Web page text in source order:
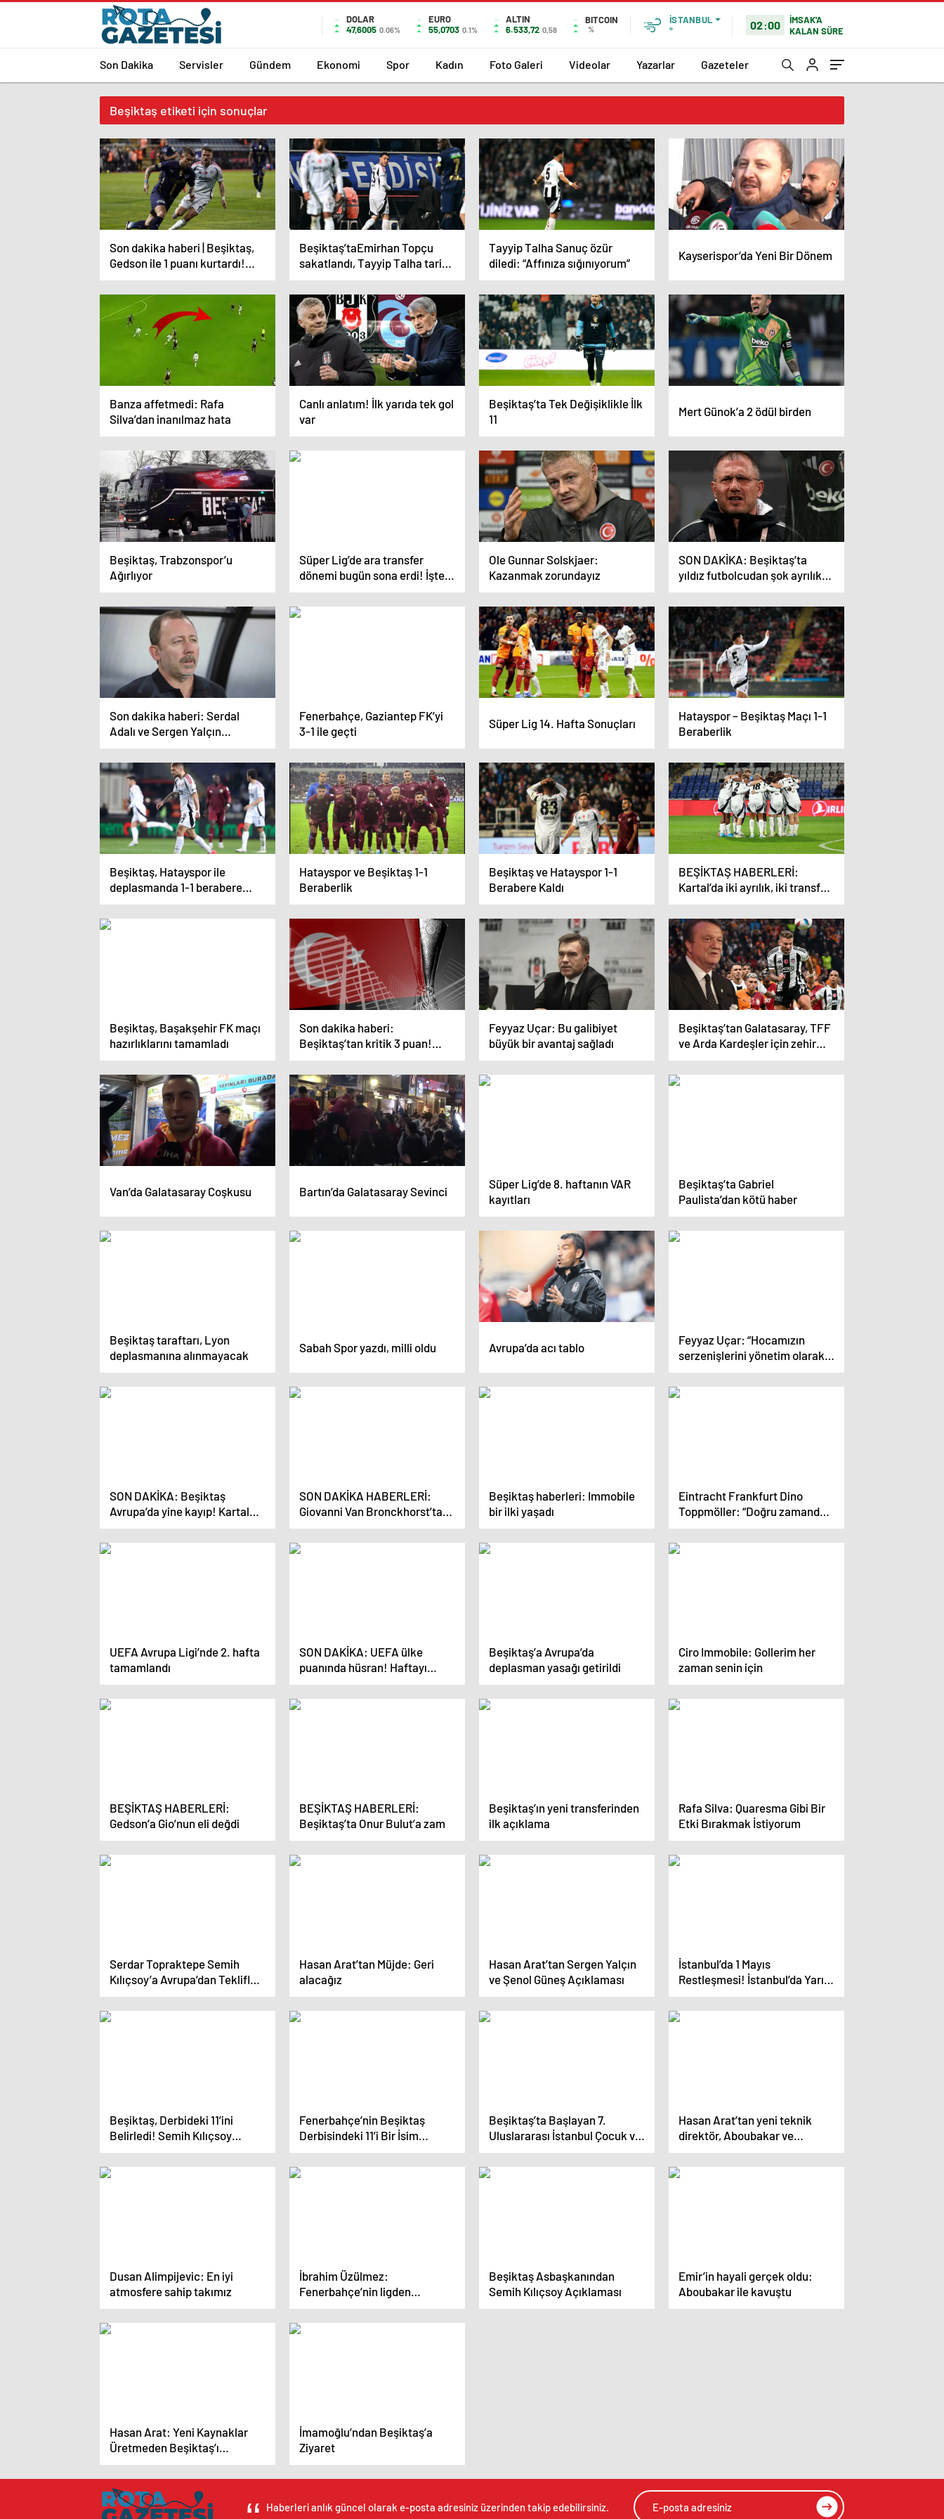
DOLAR
47,6005 0.06%
EURO
55,0703 0.1%
ALTIN
6.533,72 0,58
BITCOIN
%
İSTANBUL
°
02:00
İMSAK'A
KALAN SÜRE
Son Dakika Servisler Gündem Ekonomi Spor Kadın Foto Galeri Videolar Yazarlar Gazeteler
Beşiktaş etiketi için sonuçlar
Son dakika haberi | Beşiktaş,
Gedson ile 1 puanı kurtardı!
Tayyip Talha 4 günde ikinci
kez kızardı…
Beşiktaş’taEmirhan Topçu
sakatlandı, Tayyip Talha tarihe
geçti!
Tayyip Talha Sanuç özür
diledi: “Affınıza sığınıyorum”
Kayserispor’da Yeni Bir Dönem
Banza affetmedi: Rafa
Silva’dan inanılmaz hata
Canlı anlatım! İlk yarıda tek gol
var
Beşiktaş’ta Tek Değişiklikle İlk
11
Mert Günok’a 2 ödül birden
Beşiktaş, Trabzonspor’u
Ağırlıyor
Süper Lig’de ara transfer
dönemi bugün sona erdi! İşte
takımların yaptıkları
transferler…
Ole Gunnar Solskjaer:
Kazanmak zorundayız
SON DAKİKA: Beşiktaş’ta
yıldız futbolcudan şok ayrılık
kararı! Daha yeni transfer
olmuştu…
Son dakika haberi: Serdal
Adalı ve Sergen Yalçın
görüşmesinde şok karar!
Beşiktaş’ı neden geri çevirdi?
İşte ilk açıklama…
Fenerbahçe, Gaziantep FK’yi
3-1 ile geçti
Süper Lig 14. Hafta Sonuçları
Hatayspor – Beşiktaş Maçı 1-1
Beraberlik
Beşiktaş, Hatayspor ile
deplasmanda 1-1 berabere
kaldı
Hatayspor ve Beşiktaş 1-1
Beraberlik
Beşiktaş ve Hatayspor 1-1
Berabere Kaldı
BEŞİKTAŞ HABERLERİ:
Kartal’da iki ayrılık, iki transfer
kararı
Beşiktaş, Başakşehir FK maçı
hazırlıklarını tamamladı
Son dakika haberi:
Beşiktaş’tan kritik 3 puan!
UEFA ülke puanı sıralaması
belli oldu…
Feyyaz Uçar: Bu galibiyet
büyük bir avantaj sağladı
Beşiktaş’tan Galatasaray, TFF
ve Arda Kardeşler için zehir
zemberek tepki
Van’da Galatasaray Coşkusu Bartın’da Galatasaray Sevinci
Süper Lig’de 8. haftanın VAR
kayıtları
Beşiktaş’ta Gabriel
Paulista’dan kötü haber
Beşiktaş taraftarı, Lyon
deplasmanına alınmayacak
Sabah Spor yazdı, milli oldu Avrupa’da acı tablo
Feyyaz Uçar: “Hocamızın
serzenişlerini yönetim olarak
haklı bulduk”
SON DAKİKA: Beşiktaş
Avrupa’da yine kayıp! Kartal
Frankfurt’a 3 golle yenildi
SON DAKİKA HABERLERİ:
Giovanni Van Bronckhorst’tan
Beşiktaş taraftarına olay
tepki: “Tekrar stadyuma
gelmesinler”
Beşiktaş haberleri: Immobile
bir ilki yaşadı
Eintracht Frankfurt Dino
Toppmöller: “Doğru zamanda
golleri bulduk”
UEFA Avrupa Ligi’nde 2. hafta
tamamlandı
SON DAKİKA: UEFA ülke
puanında hüsran! Haftayı
galibiyetsiz kapattık:
Galatasaray, Fenerbahçe ve
Beşiktaş’ın maçları sonrası
Beşiktaş’a Avrupa’da
deplasman yasağı getirildi
Ciro Immobile: Gollerim her
zaman senin için
BEŞİKTAŞ HABERLERİ:
Gedson’a Gio’nun eli değdi
BEŞİKTAŞ HABERLERİ:
Beşiktaş’ta Onur Bulut’a zam
Beşiktaş’ın yeni transferinden
ilk açıklama
Rafa Silva: Quaresma Gibi Bir
Etki Bırakmak İstiyorum
Serdar Topraktepe Semih
Kılıçsoy’a Avrupa’dan Teklifler
Olduğunu Açıkladı
Hasan Arat’tan Müjde: Geri
alacağız
Hasan Arat’tan Sergen Yalçın
ve Şenol Güneş Açıklaması
İstanbul’da 1 Mayıs
Restleşmesi! İstanbul’da Yarın
05:30’dan itibaren
uygulanacak yasak listesi
Beşiktaş, Derbideki 11’ini
Belirledi! Semih Kılıçsoy
Kadroda Var Mı?
Fenerbahçe’nin Beşiktaş
Derbisindeki 11’i Bir İsim
Dışında Netleşti
Beşiktaş’ta Başlayan 7.
Uluslararası İstanbul Çocuk ve
Gençlik Sanat Bienali
Hasan Arat’tan yeni teknik
direktör, Aboubakar ve
Ghezzal açıklaması
Dusan Alimpijevic: En iyi
atmosfere sahip takımız
İbrahim Üzülmez:
Fenerbahçe’nin ligden
çekilmesi…
Beşiktaş Asbaşkanından
Semih Kılıçsoy Açıklaması
Emir’in hayali gerçek oldu:
Aboubakar ile kavuştu
Hasan Arat: Yeni Kaynaklar
Üretmeden Beşiktaş’ı
Yönetme Şansımız Yok
İmamoğlu’ndan Beşiktaş’a
Ziyaret
Haberleri anlık güncel olarak e-posta adresiniz üzerinden takip edebilirsiniz.